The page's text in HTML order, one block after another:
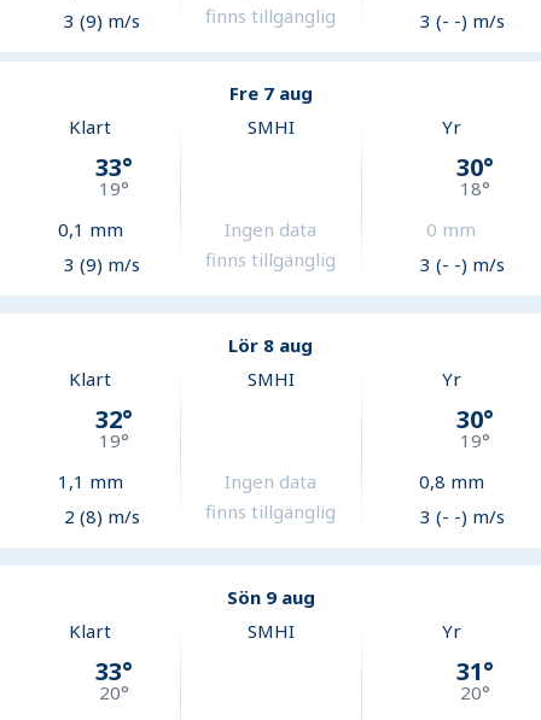
3 (9) m/s
finns tillgänglig
3 (- -) m/s
Fre 7 aug
Klart
33°
19°
0,1 mm
3 (9) m/s
SMHI
Ingen data
finns tillgänglig
Yr
30°
18°
0 mm
3 (- -) m/s
Lör 8 aug
Klart
32°
19°
1,1 mm
2 (8) m/s
SMHI
Ingen data
finns tillgänglig
Yr
30°
19°
0,8 mm
3 (- -) m/s
Sön 9 aug
Klart
33°
20°
SMHI Yr
31°
20°